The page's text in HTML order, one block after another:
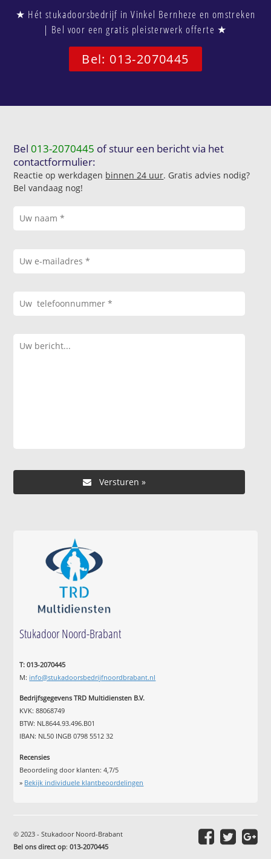
★ Hét stukadoorsbedrijf in Vinkel Bernheze en omstreken
| Bel voor een gratis pleisterwerk offerte ★
Bel: 013-2070445
Bel013-2070445 of stuur een bericht via het
contactformulier:
Reactie op werkdagen binnen 24 uur. Gratis advies nodig?
Bel vandaag nog!
Stukadoor Noord-Brabant
T: 013-2070445
M: info@stukadoorsbedrijfnoordbrabant.nl
Bedrijfsgegevens TRD Multidiensten B.V.
KVK: 88068749
BTW: NL8644.93.496.B01
IBAN: NL50 INGB 0798 5512 32
Recensies
Beoordeling door klanten:4,7/5
» Bekijk individuele klantbeoordelingen
© 2023 - Stukadoor Noord-Brabant
Bel ons direct op:013-2070445